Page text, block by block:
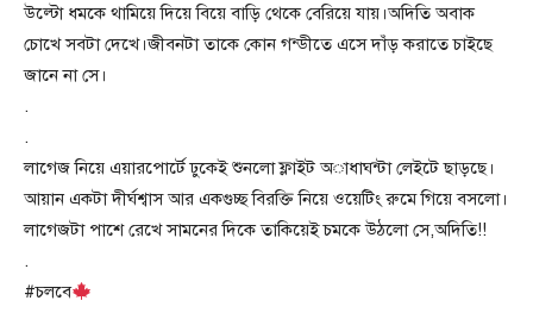
উল্টো ধমকে থামিয়ে দিয়ে বিয়ে বাড়ি থেকে বেরিয়ে যায়।অদিতি অবাক
চোখে সবটা দেখে।জীবনটা তাকে কোন গন্ডীতে এসে দাঁড় করাতে চাইছে
জানে না সে।
.
.
লাগেজ নিয়ে এয়ারপোর্টে ঢুকেই শুনলো ফ্লাইট অাধাঘন্টা লেইটে ছাড়ছে।
আয়ান একটা দীর্ঘশ্বাস আর একগুচ্ছ বিরক্তি নিয়ে ওয়েটিং রুমে গিয়ে বসলো।
লাগেজটা পাশে রেখে সামনের দিকে তাকিয়েই চমকে উঠলো সে,অদিতি!!
.
#চলবে